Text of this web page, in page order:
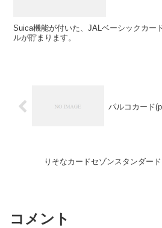
Suica機能が付いた、JALベーシックカー
ルが貯まります。
パルコカード
りそなカードセゾンスタンダード
コメント